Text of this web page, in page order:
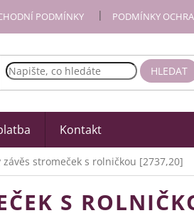
PODMÍNKY PODMÍNKY
HLEDAT
Kontakt
závěs stromeček s rolničkou [2737,20]
S